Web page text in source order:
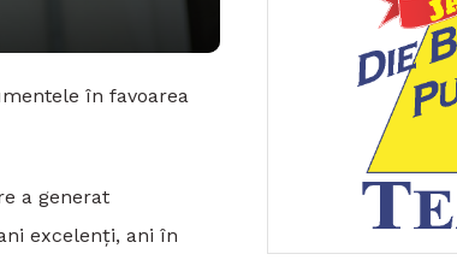
în favoarea
a generat
excelenți, ani în